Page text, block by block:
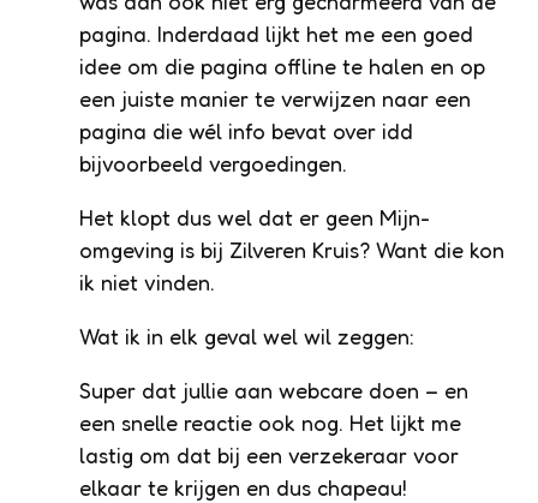
pagina. Inderdaad lijkt het me een goed
idee om die pagina offline te halen en op
een juiste manier te verwijzen naar een
pagina die wél info bevat over idd
bijvoorbeeld vergoedingen.
Het klopt dus wel dat er geen Mijn-
omgeving is bij Zilveren Kruis? Want die kon
ik niet vinden.
Wat ik in elk geval wel wil zeggen:
Super dat jullie aan webcare doen – en
een snelle reactie ook nog. Het lijkt me
lastig om dat bij een verzekeraar voor
elkaar te krijgen en dus chapeau!